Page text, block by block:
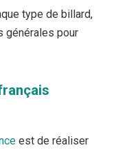
type de billard,
générales pour
est de réaliser